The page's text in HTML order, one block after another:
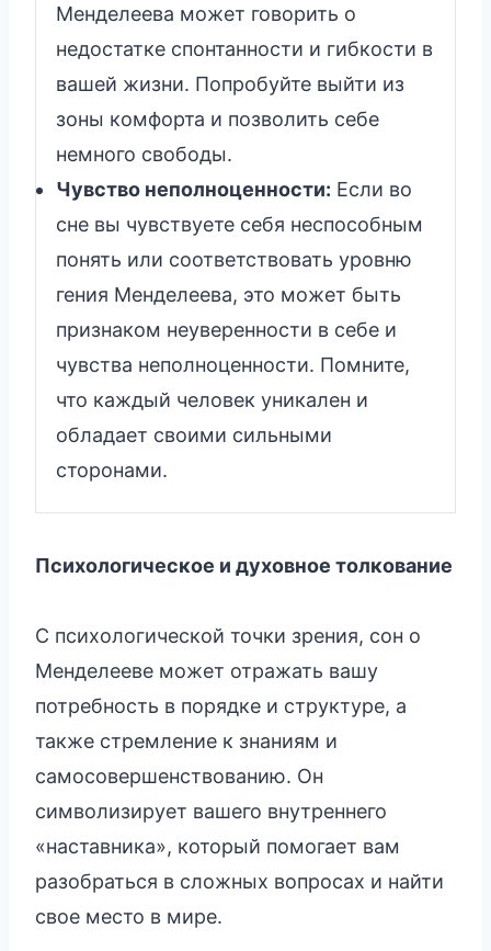
Менделеева может говорить о
недостатке спонтанности и гибкости в
вашей жизни. Попробуйте выйти из
зоны комфорта и позволить себе
немного свободы.
Чувство неполноценности: Если во
сне вы чувствуете себя неспособным
понять или соответствовать уровню
гения Менделеева, это может быть
признаком неуверенности в себе и
чувства неполноценности. Помните,
что каждый человек уникален и
обладает своими сильными
сторонами.
Психологическое и духовное толкование
С психологической точки зрения, сон о
Менделееве может отражать вашу
потребность в порядке и структуре, а
также стремление к знаниям и
самосовершенствованию. Он
символизирует вашего внутреннего
«наставника», который помогает вам
разобраться в сложных вопросах и найти
свое место в мире.